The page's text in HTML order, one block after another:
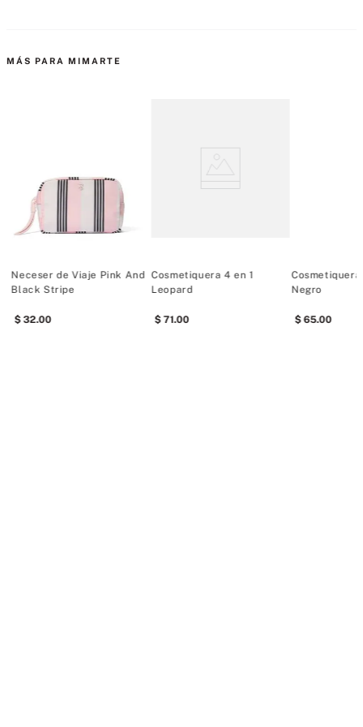
MÁS PARA MIMARTE
Neceser de Viaje Pink And
Black Stripe
32.00
Cosmetiquera 4 en 1
Leopard
71.00
Negro
65.00